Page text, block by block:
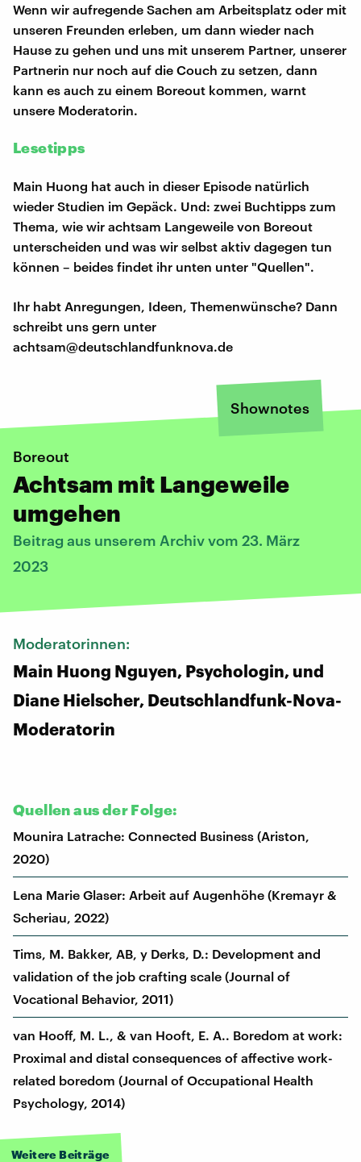
Wenn wir aufregende Sachen am Arbeitsplatz oder mit
unseren Freunden erleben, um dann wieder nach
Hause zu gehen und uns mit unserem Partner, unserer
Partnerin nur noch auf die Couch zu setzen, dann
kann es auch zu einem Boreout kommen, warnt
unsere Moderatorin.
Lesetipps
Main Huong hat auch in dieser Episode natürlich
wieder Studien im Gepäck. Und: zwei Buchtipps zum
Thema, wie wir achtsam Langeweile von Boreout
unterscheiden und was wir selbst aktiv dagegen tun
können – beides findet ihr unten unter "Quellen".
Ihr habt Anregungen, Ideen, Themenwünsche? Dann
schreibt uns gern unter
achtsam@deutschlandfunknova.de
Shownotes
Boreout
Achtsam mit Langeweile
umgehen
Beitrag aus unserem Archiv vom 23. März
2023
Moderatorinnen:
Main Huong Nguyen, Psychologin, und
Diane Hielscher, Deutschlandfunk-Nova-
Moderatorin
Quellen aus der Folge:
Mounira Latrache: Connected Business (Ariston,
2020)
Lena Marie Glaser: Arbeit auf Augenhöhe (Kremayr &
Scheriau, 2022)
Tims, M. Bakker, AB, y Derks, D.: Development and
validation of the job crafting scale (Journal of
Vocational Behavior, 2011)
van Hooff, M. L., & van Hooft, E. A.. Boredom at work:
Proximal and distal consequences of affective work-
related boredom (Journal of Occupational Health
Psychology, 2014)
Weitere Beiträge